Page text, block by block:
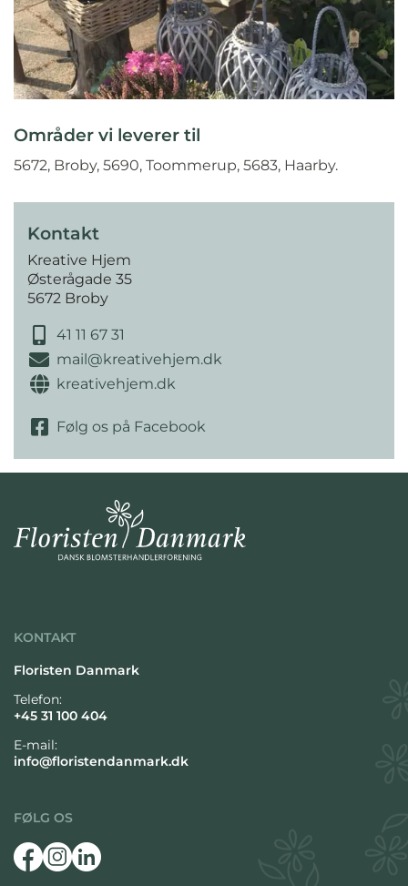
Områder vi leverer til
5672, Broby, 5690, Toommerup, 5683, Haarby.
Kontakt
Kreative Hjem
Østerågade 35
5672 Broby
41 11 67 31
mail@kreativehjem.dk
kreativehjem.dk
Følg os på Facebook
KONTAKT
Floristen Danmark
Telefon:
+45 31 100 404
E-mail:
info@floristendanmark.dk
FØLG OS